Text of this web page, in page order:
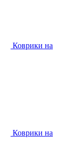
Коврики на
Коврики на